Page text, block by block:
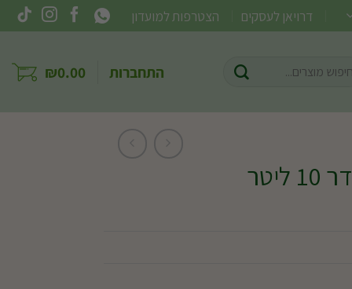
דרויאן לעסקים הצטרפות למועדון
התחברות ₪0.00